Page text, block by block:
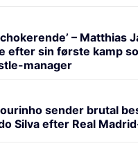
– Matthias
efter sin første kamp
manager
sender brutal
Silva efter Real